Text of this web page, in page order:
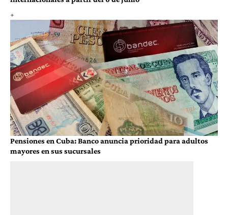
Pensiones en Cuba: Banco anuncia prioridad para adultos
mayores en sus sucursales